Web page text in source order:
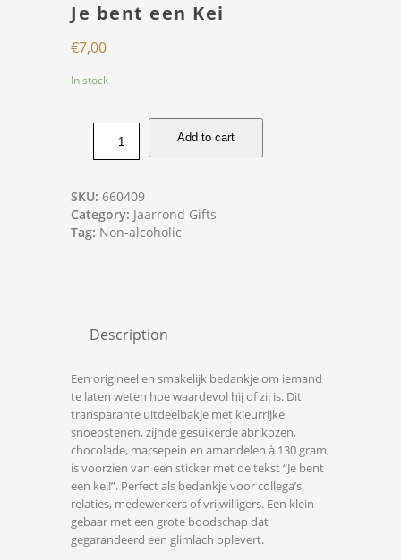
Je bent een Kei
€7,00
In stock
Add to cart
SKU: 660409
Category: Jaarrond Gifts
Tag: Non-alcoholic
Description
Een origineel en smakelijk bedankje om iemand
te laten weten hoe waardevol hij of zij is. Dit
transparante uitdeelbakje met kleurrijke
snoepstenen, zijnde gesuikerde abrikozen,
chocolade, marsepein en amandelen à 130 gram,
is voorzien van een sticker met de tekst “Je bent
een kei!”. Perfect als bedankje voor collega’s,
relaties, medewerkers of vrijwilligers. Een klein
gebaar met een grote boodschap dat
gegarandeerd een glimlach oplevert.